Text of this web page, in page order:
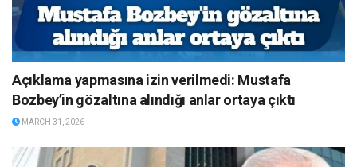
Açıklama yapmasına izin verilmedi: Mustafa
Bozbey’in gözaltına alındığı anlar ortaya çıktı
MARCH 31, 2026